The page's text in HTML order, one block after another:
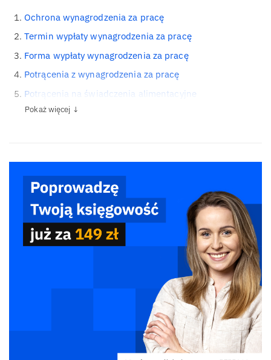
Ochrona wynagrodzenia za pracę
Termin wypłaty wynagrodzenia za pracę
Forma wypłaty wynagrodzenia za pracę
Potrącenia z wynagrodzenia za pracę
Potrącenia na świadczenia alimentacyjne
Pokaż więcej ↓